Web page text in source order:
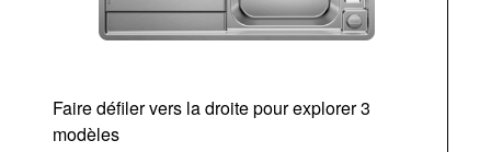
Faire défiler vers la droite pour explorer 3
modèles